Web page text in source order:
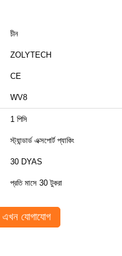
চীন
ZOLYTECH
CE
WV8
1 পিসি
স্ট্যান্ডার্ড এক্সপোর্ট প্যাকিং
30 DYAS
প্রতি মাসে 30 টুকরা
এখন যোগাযোগ